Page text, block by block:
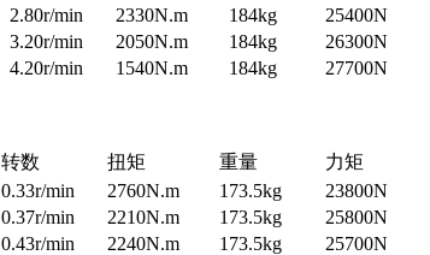
2.80r/min 2330N.m 184kg 25400N
3.20r/min 2050N.m 184kg 26300N
4.20r/min 1540N.m 184kg 27700N
转数 扭矩 重量 力矩
0.33r/min 2760N.m 173.5kg 23800N
0.37r/min 2210N.m 173.5kg 25800N
0.43r/min 2240N.m 173.5kg 25700N